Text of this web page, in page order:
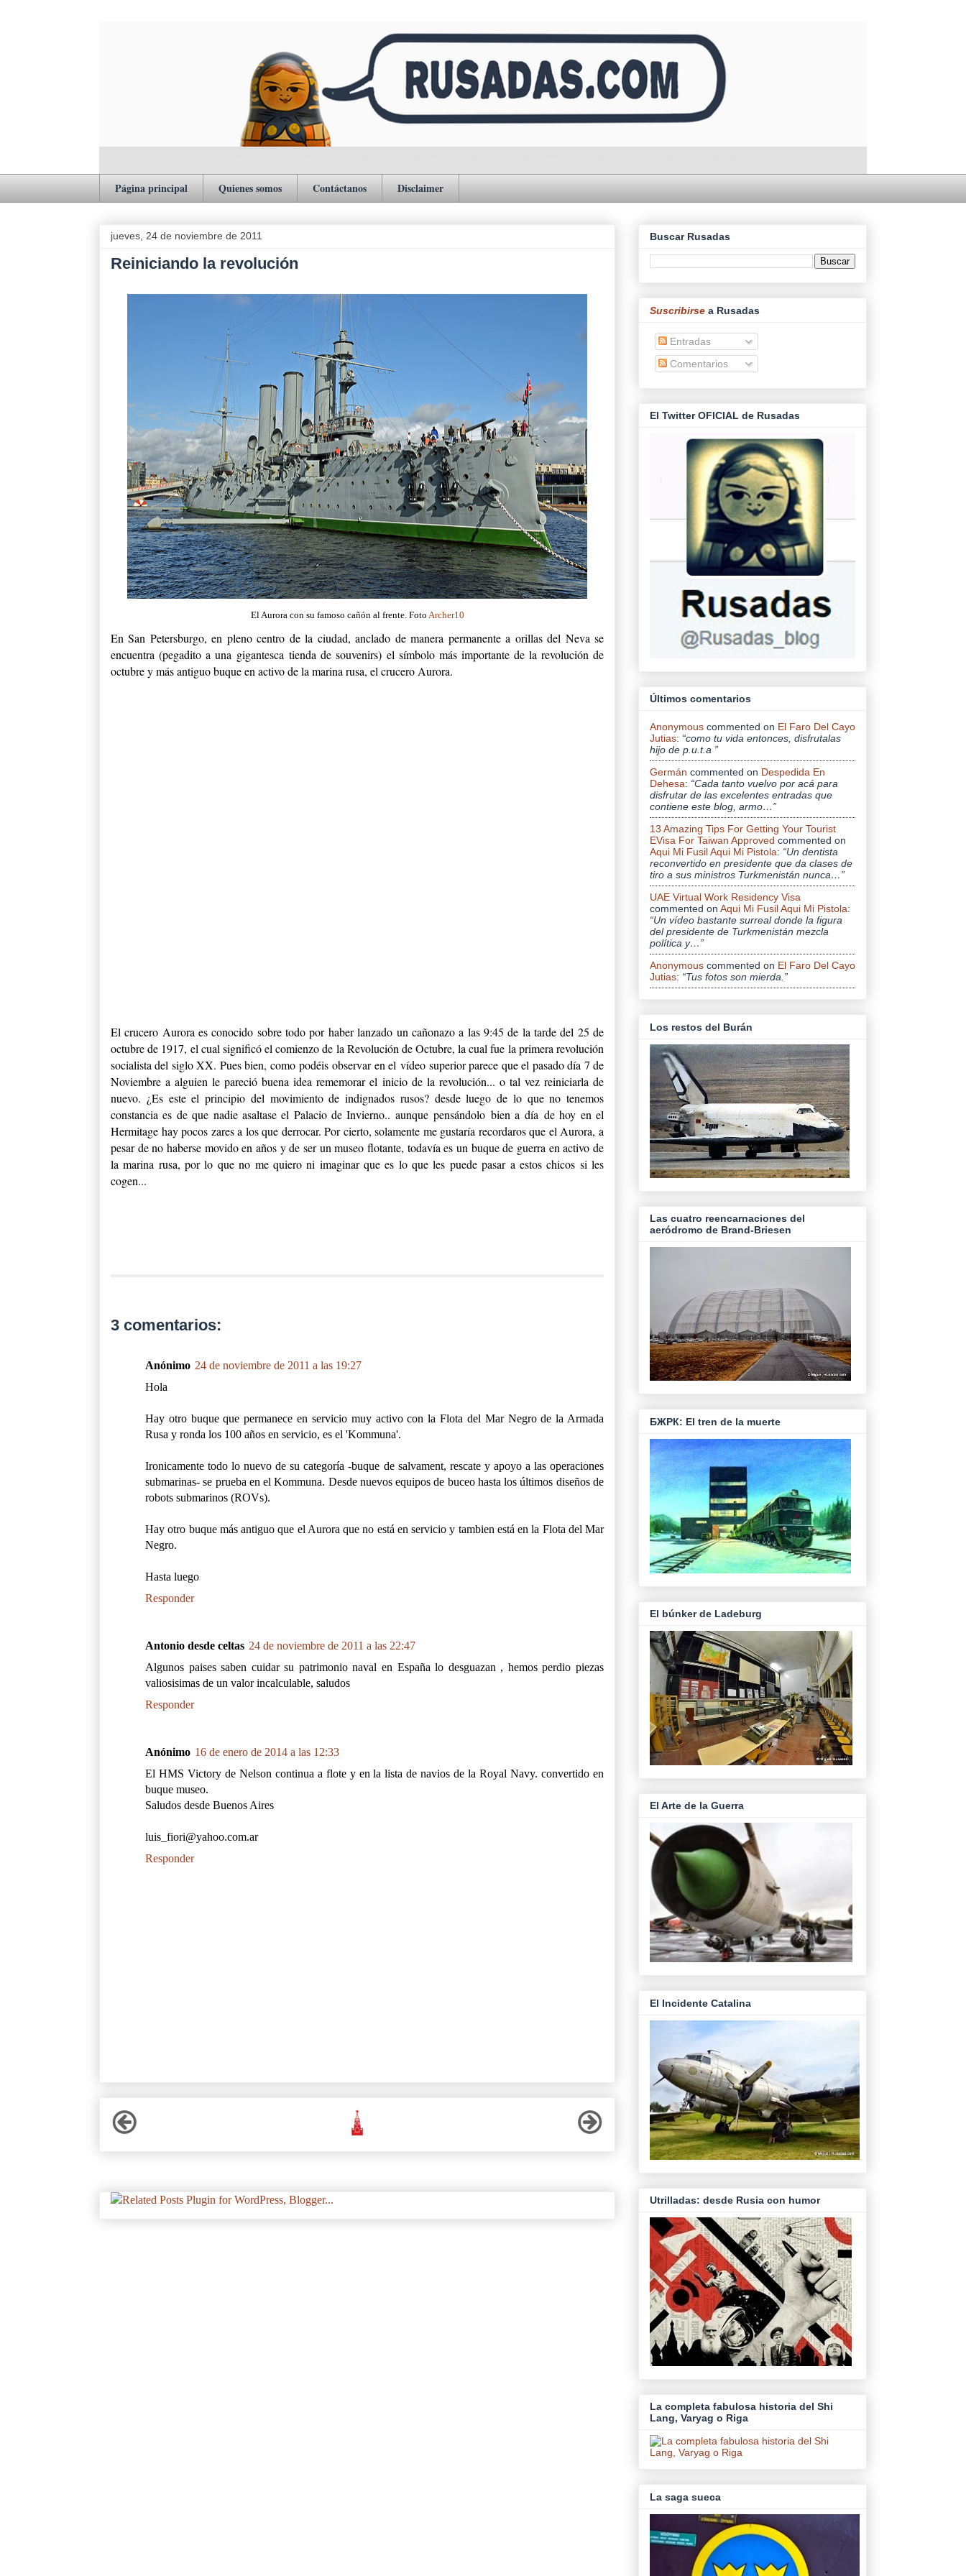
Página principal Quienes somos Contáctanos Disclaimer
jueves, 24 de noviembre de 2011
Reiniciando la revolución
El Aurora con su famoso cañón al frente. Foto Archer10
En San Petersburgo, en pleno centro de la ciudad, anclado de manera permanente a orillas del Neva se
encuentra (pegadito a una gigantesca tienda de souvenirs) el símbolo más importante de la revolución de
octubre y más antiguo buque en activo de la marina rusa, el crucero Aurora.
El crucero Aurora es conocido sobre todo por haber lanzado un cañonazo a las 9:45 de la tarde del 25 de
octubre de 1917, el cual significó el comienzo de la Revolución de Octubre, la cual fue la primera revolución
socialista del siglo XX. Pues bien, como podéis observar en el vídeo superior parece que el pasado día 7 de
Noviembre a alguien le pareció buena idea rememorar el inicio de la revolución... o tal vez reiniciarla de
nuevo. ¿Es este el principio del movimiento de indignados rusos? desde luego de lo que no tenemos
constancia es de que nadie asaltase el Palacio de Invierno.. aunque pensándolo bien a día de hoy en el
Hermitage hay pocos zares a los que derrocar. Por cierto, solamente me gustaría recordaros que el Aurora, a
pesar de no haberse movido en años y de ser un museo flotante, todavía es un buque de guerra en activo de
la marina rusa, por lo que no me quiero ni imaginar que es lo que les puede pasar a estos chicos si les
cogen...
3 comentarios:
Anónimo 24 de noviembre de 2011 a las 19:27
Hola
Hay otro buque que permanece en servicio muy activo con la Flota del Mar Negro de la Armada
Rusa y ronda los 100 años en servicio, es el 'Kommuna'.
Ironicamente todo lo nuevo de su categoría -buque de salvament, rescate y apoyo a las operaciones
submarinas- se prueba en el Kommuna. Desde nuevos equipos de buceo hasta los últimos diseños de
robots submarinos (ROVs).
Hay otro buque más antiguo que el Aurora que no está en servicio y tambien está en la Flota del Mar
Negro.
Hasta luego
Responder
Antonio desde celtas 24 de noviembre de 2011 a las 22:47
Algunos paises saben cuidar su patrimonio naval en España lo desguazan , hemos perdio piezas
valiosisimas de un valor incalculable, saludos
Responder
Anónimo 16 de enero de 2014 a las 12:33
El HMS Victory de Nelson continua a flote y en la lista de navios de la Royal Navy. convertido en
buque museo.
Saludos desde Buenos Aires
luis_fiori@yahoo.com.ar
Responder
Buscar Rusadas
Suscribirse a Rusadas
Entradas
Comentarios
El Twitter OFICIAL de Rusadas
Últimos comentarios
Anonymous commented on El Faro Del Cayo
Jutias: “como tu vida entonces, disfrutalas
hijo de p.u.t.a ”
Germán commented on Despedida En
Dehesa: “Cada tanto vuelvo por acá para
disfrutar de las excelentes entradas que
contiene este blog, armo…”
13 Amazing Tips For Getting Your Tourist
EVisa For Taiwan Approved commented on
Aqui Mi Fusil Aqui Mi Pistola: “Un dentista
reconvertido en presidente que da clases de
tiro a sus ministros Turkmenistán nunca…”
UAE Virtual Work Residency Visa
commented on Aqui Mi Fusil Aqui Mi Pistola:
“Un vídeo bastante surreal donde la figura
del presidente de Turkmenistán mezcla
política y…”
Anonymous commented on El Faro Del Cayo
Jutias: “Tus fotos son mierda.”
Los restos del Burán
Las cuatro reencarnaciones del
aeródromo de Brand-Briesen
БЖРК: El tren de la muerte
El búnker de Ladeburg
El Arte de la Guerra
El Incidente Catalina
Utrilladas: desde Rusia con humor
La completa fabulosa historia del Shi
Lang, Varyag o Riga
La saga sueca